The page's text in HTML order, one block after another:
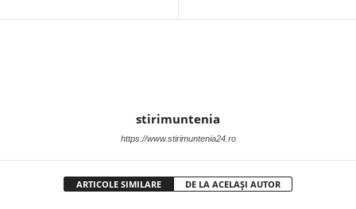
stirimuntenia
https://www.stirimuntenia24.ro
ARTICOLE SIMILARE DE LA ACELAȘI AUTOR